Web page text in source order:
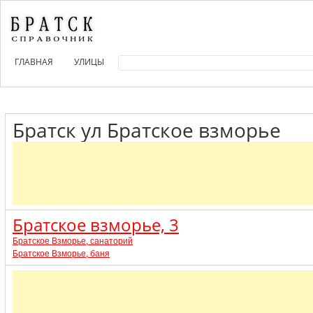
ГЛАВНАЯ УЛИЦЫ
Братск ул Братское взморье
Братское взморье, 3
Братское Взморье, санаторий
Братское Взморье, баня